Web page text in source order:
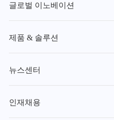
글로벌 이노베이션
제품 & 솔루션
뉴스센터
인재채용